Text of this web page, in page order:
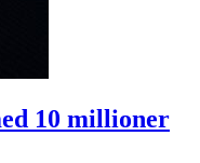
10 millioner